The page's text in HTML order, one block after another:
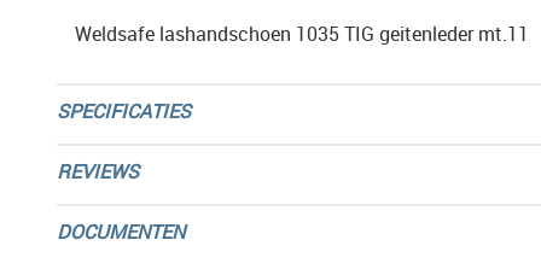
Weldsafe lashandschoen 1035 TIG geitenleder mt.11
SPECIFICATIES
REVIEWS
DOCUMENTEN